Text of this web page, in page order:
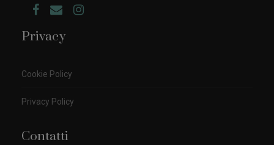
Privacy
Cookie Policy
Privacy Policy
Contatti